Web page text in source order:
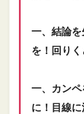
一、結論
を！回りく
一、カン
に！目線に